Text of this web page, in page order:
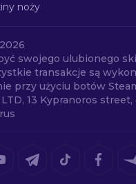
noży
2026
swojego ulubionego
transakcje są
przy użyciu botów
13 Kypranoros street,